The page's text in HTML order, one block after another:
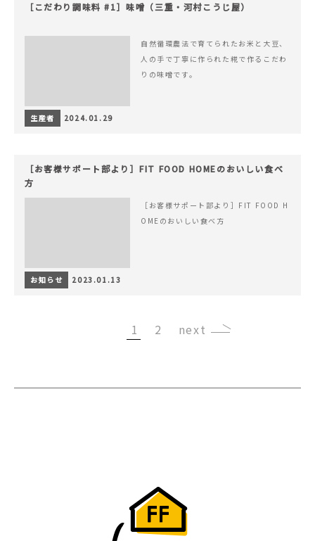
［こだわり調味料 #1］味噌（三重・河村こうじ屋）
自然循環農法で育てられたお米と大豆、
人の手で丁寧に作られた糀で作るこだわ
りの味噌です。
生産者 2024.01.29
［お客様サポート部より］FIT FOOD HOMEのおいしい食べ
方
［お客様サポート部より］FIT FOOD H
OMEのおいしい食べ方
お知らせ 2023.01.13
1 2 ›